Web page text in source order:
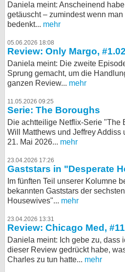
Daniela meint: Anscheinend
getäuscht – zumindest wenn
bedenkt... mehr
05.06.2026 18:08
Review: Only Margo, #1.02
Daniela meint: Die zweite
Sprung gemacht, um die
ganzen Review... mehr
11.05.2026 09:25
Serie: The Boroughs
Die achtteilige Netflix-Serie "The
Will Matthews und Jeffrey Addiss
21. Mai 2026... mehr
23.04.2026 17:26
Gaststars in "Desperate
Im fünften Teil unserer Kolumne
bekannten Gaststars der
Housewives"... mehr
23.04.2026 13:31
Review: Chicago Med,
Daniela meint: Ich gebe zu, dass
dieser Review gedrückt habe,
Charles zu tun hatte... mehr